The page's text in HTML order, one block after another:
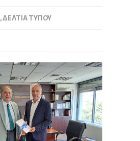
,ΔΕΛΤΊΑ ΤΎΠΟΥ